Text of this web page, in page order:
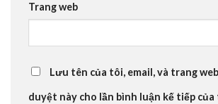
Trang web
Lưu tên của tôi, email, và trang
duyệt này cho lần bình luận kế tiếp của